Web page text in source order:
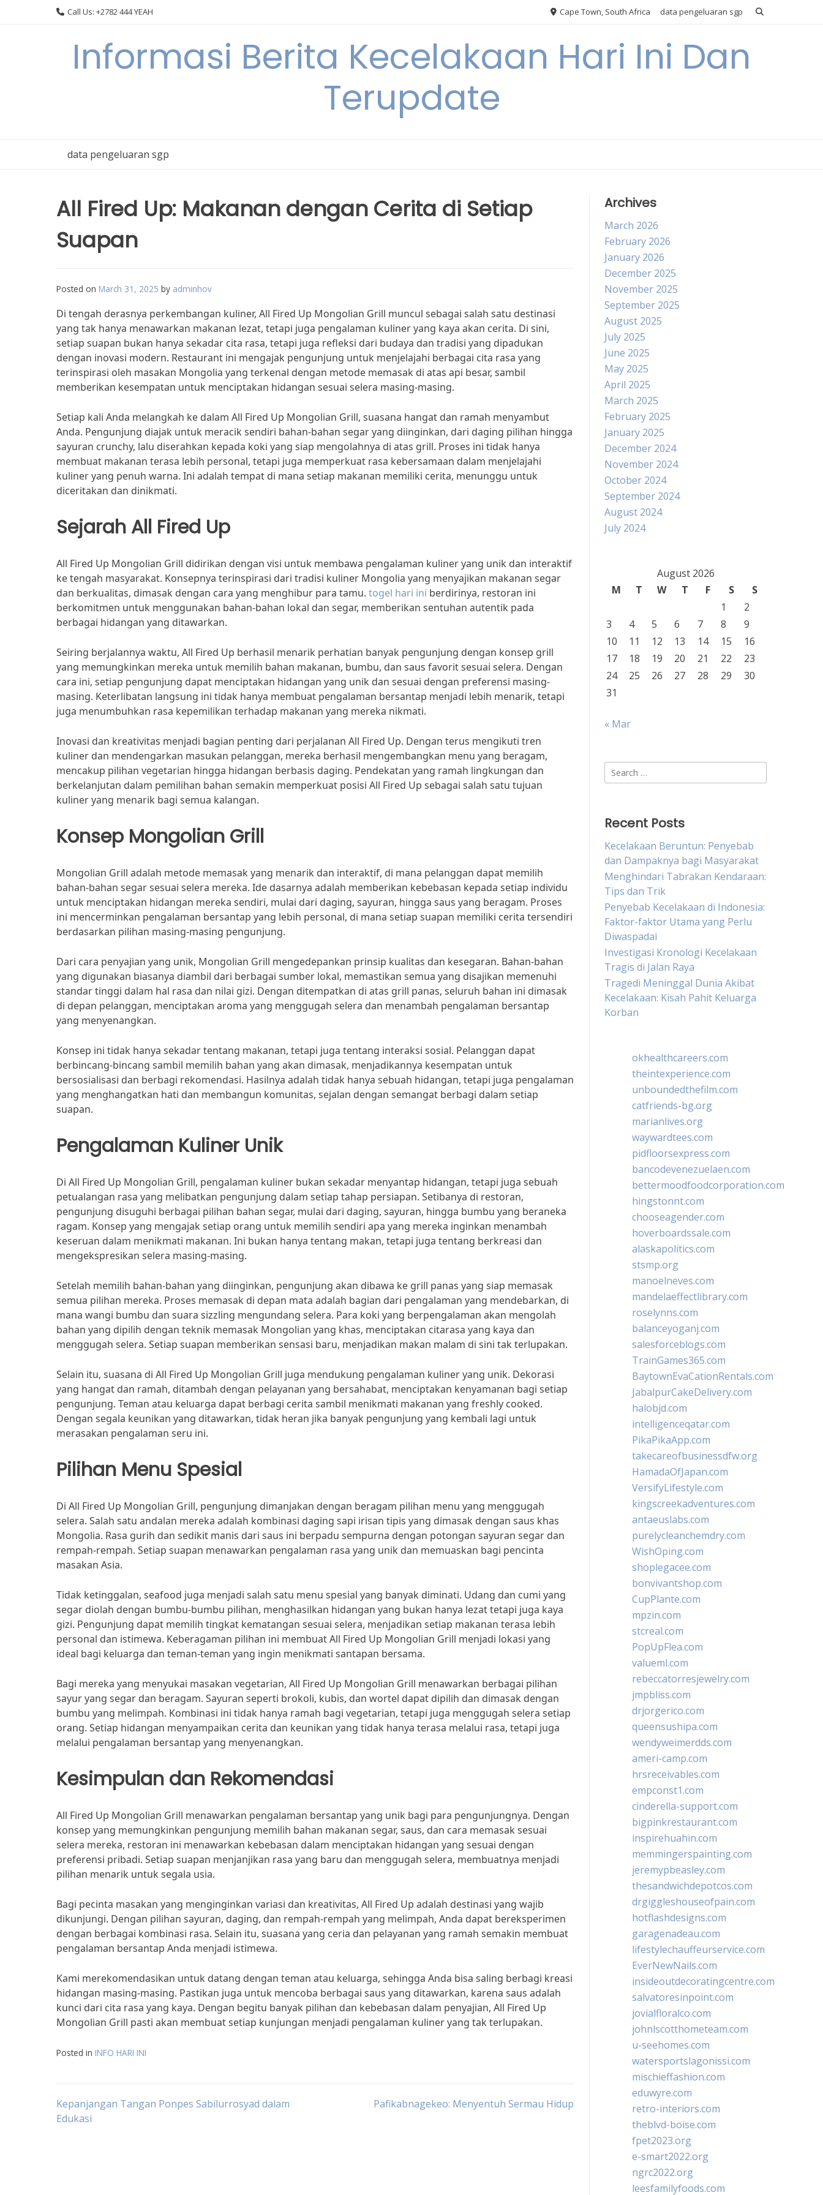
Call Us: +2782 444 YEAH Cape Town, South Africa data pengeluaran sgp
Informasi Berita Kecelakaan Hari Ini Dan
Terupdate
data pengeluaran sgp
All Fired Up: Makanan dengan Cerita di Setiap
Suapan
Posted on March 31, 2025 by adminhov
Di tengah derasnya perkembangan kuliner, All Fired Up Mongolian Grill muncul sebagai salah satu destinasi
yang tak hanya menawarkan makanan lezat, tetapi juga pengalaman kuliner yang kaya akan cerita. Di sini,
setiap suapan bukan hanya sekadar cita rasa, tetapi juga refleksi dari budaya dan tradisi yang dipadukan
dengan inovasi modern. Restaurant ini mengajak pengunjung untuk menjelajahi berbagai cita rasa yang
terinspirasi oleh masakan Mongolia yang terkenal dengan metode memasak di atas api besar, sambil
memberikan kesempatan untuk menciptakan hidangan sesuai selera masing-masing.
Setiap kali Anda melangkah ke dalam All Fired Up Mongolian Grill, suasana hangat dan ramah menyambut
Anda. Pengunjung diajak untuk meracik sendiri bahan-bahan segar yang diinginkan, dari daging pilihan hingga
sayuran crunchy, lalu diserahkan kepada koki yang siap mengolahnya di atas grill. Proses ini tidak hanya
membuat makanan terasa lebih personal, tetapi juga memperkuat rasa kebersamaan dalam menjelajahi
kuliner yang penuh warna. Ini adalah tempat di mana setiap makanan memiliki cerita, menunggu untuk
diceritakan dan dinikmati.
Sejarah All Fired Up
All Fired Up Mongolian Grill didirikan dengan visi untuk membawa pengalaman kuliner yang unik dan interaktif
ke tengah masyarakat. Konsepnya terinspirasi dari tradisi kuliner Mongolia yang menyajikan makanan segar
dan berkualitas, dimasak dengan cara yang menghibur para tamu. togel hari ini berdirinya, restoran ini
berkomitmen untuk menggunakan bahan-bahan lokal dan segar, memberikan sentuhan autentik pada
berbagai hidangan yang ditawarkan.
Seiring berjalannya waktu, All Fired Up berhasil menarik perhatian banyak pengunjung dengan konsep grill
yang memungkinkan mereka untuk memilih bahan makanan, bumbu, dan saus favorit sesuai selera. Dengan
cara ini, setiap pengunjung dapat menciptakan hidangan yang unik dan sesuai dengan preferensi masing-
masing. Keterlibatan langsung ini tidak hanya membuat pengalaman bersantap menjadi lebih menarik, tetapi
juga menumbuhkan rasa kepemilikan terhadap makanan yang mereka nikmati.
Inovasi dan kreativitas menjadi bagian penting dari perjalanan All Fired Up. Dengan terus mengikuti tren
kuliner dan mendengarkan masukan pelanggan, mereka berhasil mengembangkan menu yang beragam,
mencakup pilihan vegetarian hingga hidangan berbasis daging. Pendekatan yang ramah lingkungan dan
berkelanjutan dalam pemilihan bahan semakin memperkuat posisi All Fired Up sebagai salah satu tujuan
kuliner yang menarik bagi semua kalangan.
Konsep Mongolian Grill
Mongolian Grill adalah metode memasak yang menarik dan interaktif, di mana pelanggan dapat memilih
bahan-bahan segar sesuai selera mereka. Ide dasarnya adalah memberikan kebebasan kepada setiap individu
untuk menciptakan hidangan mereka sendiri, mulai dari daging, sayuran, hingga saus yang beragam. Proses
ini mencerminkan pengalaman bersantap yang lebih personal, di mana setiap suapan memiliki cerita tersendiri
berdasarkan pilihan masing-masing pengunjung.
Dari cara penyajian yang unik, Mongolian Grill mengedepankan prinsip kualitas dan kesegaran. Bahan-bahan
yang digunakan biasanya diambil dari berbagai sumber lokal, memastikan semua yang disajikan memenuhi
standar tinggi dalam hal rasa dan nilai gizi. Dengan ditempatkan di atas grill panas, seluruh bahan ini dimasak
di depan pelanggan, menciptakan aroma yang menggugah selera dan menambah pengalaman bersantap
yang menyenangkan.
Konsep ini tidak hanya sekadar tentang makanan, tetapi juga tentang interaksi sosial. Pelanggan dapat
berbincang-bincang sambil memilih bahan yang akan dimasak, menjadikannya kesempatan untuk
bersosialisasi dan berbagi rekomendasi. Hasilnya adalah tidak hanya sebuah hidangan, tetapi juga pengalaman
yang menghangatkan hati dan membangun komunitas, sejalan dengan semangat berbagi dalam setiap
suapan.
Pengalaman Kuliner Unik
Di All Fired Up Mongolian Grill, pengalaman kuliner bukan sekadar menyantap hidangan, tetapi juga sebuah
petualangan rasa yang melibatkan pengunjung dalam setiap tahap persiapan. Setibanya di restoran,
pengunjung disuguhi berbagai pilihan bahan segar, mulai dari daging, sayuran, hingga bumbu yang beraneka
ragam. Konsep yang mengajak setiap orang untuk memilih sendiri apa yang mereka inginkan menambah
keseruan dalam menikmati makanan. Ini bukan hanya tentang makan, tetapi juga tentang berkreasi dan
mengekspresikan selera masing-masing.
Setelah memilih bahan-bahan yang diinginkan, pengunjung akan dibawa ke grill panas yang siap memasak
semua pilihan mereka. Proses memasak di depan mata adalah bagian dari pengalaman yang mendebarkan, di
mana wangi bumbu dan suara sizzling mengundang selera. Para koki yang berpengalaman akan mengolah
bahan yang dipilih dengan teknik memasak Mongolian yang khas, menciptakan citarasa yang kaya dan
menggugah selera. Setiap suapan memberikan sensasi baru, menjadikan makan malam di sini tak terlupakan.
Selain itu, suasana di All Fired Up Mongolian Grill juga mendukung pengalaman kuliner yang unik. Dekorasi
yang hangat dan ramah, ditambah dengan pelayanan yang bersahabat, menciptakan kenyamanan bagi setiap
pengunjung. Teman atau keluarga dapat berbagi cerita sambil menikmati makanan yang freshly cooked.
Dengan segala keunikan yang ditawarkan, tidak heran jika banyak pengunjung yang kembali lagi untuk
merasakan pengalaman seru ini.
Pilihan Menu Spesial
Di All Fired Up Mongolian Grill, pengunjung dimanjakan dengan beragam pilihan menu yang menggugah
selera. Salah satu andalan mereka adalah kombinasi daging sapi irisan tipis yang dimasak dengan saus khas
Mongolia. Rasa gurih dan sedikit manis dari saus ini berpadu sempurna dengan potongan sayuran segar dan
rempah-rempah. Setiap suapan menawarkan pengalaman rasa yang unik dan memuaskan bagi pencinta
masakan Asia.
Tidak ketinggalan, seafood juga menjadi salah satu menu spesial yang banyak diminati. Udang dan cumi yang
segar diolah dengan bumbu-bumbu pilihan, menghasilkan hidangan yang bukan hanya lezat tetapi juga kaya
gizi. Pengunjung dapat memilih tingkat kematangan sesuai selera, menjadikan setiap makanan terasa lebih
personal dan istimewa. Keberagaman pilihan ini membuat All Fired Up Mongolian Grill menjadi lokasi yang
ideal bagi keluarga dan teman-teman yang ingin menikmati santapan bersama.
Bagi mereka yang menyukai masakan vegetarian, All Fired Up Mongolian Grill menawarkan berbagai pilihan
sayur yang segar dan beragam. Sayuran seperti brokoli, kubis, dan wortel dapat dipilih dan dimasak dengan
bumbu yang melimpah. Kombinasi ini tidak hanya ramah bagi vegetarian, tetapi juga menggugah selera setiap
orang. Setiap hidangan menyampaikan cerita dan keunikan yang tidak hanya terasa melalui rasa, tetapi juga
melalui pengalaman bersantap yang menyenangkan.
Kesimpulan dan Rekomendasi
All Fired Up Mongolian Grill menawarkan pengalaman bersantap yang unik bagi para pengunjungnya. Dengan
konsep yang memungkinkan pengunjung memilih bahan makanan segar, saus, dan cara memasak sesuai
selera mereka, restoran ini menawarkan kebebasan dalam menciptakan hidangan yang sesuai dengan
preferensi pribadi. Setiap suapan menjanjikan rasa yang baru dan menggugah selera, membuatnya menjadi
pilihan menarik untuk segala usia.
Bagi pecinta masakan yang menginginkan variasi dan kreativitas, All Fired Up adalah destinasi yang wajib
dikunjungi. Dengan pilihan sayuran, daging, dan rempah-rempah yang melimpah, Anda dapat bereksperimen
dengan berbagai kombinasi rasa. Selain itu, suasana yang ceria dan pelayanan yang ramah semakin membuat
pengalaman bersantap Anda menjadi istimewa.
Kami merekomendasikan untuk datang dengan teman atau keluarga, sehingga Anda bisa saling berbagi kreasi
hidangan masing-masing. Pastikan juga untuk mencoba berbagai saus yang ditawarkan, karena saus adalah
kunci dari cita rasa yang kaya. Dengan begitu banyak pilihan dan kebebasan dalam penyajian, All Fired Up
Mongolian Grill pasti akan membuat setiap kunjungan menjadi pengalaman kuliner yang tak terlupakan.
Posted in INFO HARI INI
Post
Kepanjangan Tangan Ponpes Sabilurrosyad dalam
Edukasi
Pafikabnagekeo: Menyentuh Sermau Hidup
Archives
March 2026
February 2026
January 2026
December 2025
November 2025
September 2025
August 2025
July 2025
June 2025
May 2025
April 2025
March 2025
February 2025
January 2025
December 2024
November 2024
October 2024
September 2024
August 2024
July 2024
August 2026
M
T W T F S
S
1
2
3
4 5 6 7 8
9
10
11 12 13 14 15
16
17
18 19 20 21 22
23
24
25 26 27 28 29
30
31
« Mar
Search
for:
Recent Posts
Kecelakaan Beruntun: Penyebab
dan Dampaknya bagi Masyarakat
Menghindari Tabrakan Kendaraan:
Tips dan Trik
Penyebab Kecelakaan di Indonesia:
Faktor-faktor Utama yang Perlu
Diwaspadai
Investigasi Kronologi Kecelakaan
Tragis di Jalan Raya
Tragedi Meninggal Dunia Akibat
Kecelakaan: Kisah Pahit Keluarga
Korban
okhealthcareers.com
theintexperience.com
unboundedthefilm.com
catfriends-bg.org
marianlives.org
waywardtees.com
pidfloorsexpress.com
bancodevenezuelaen.com
bettermoodfoodcorporation.com
hingstonnt.com
chooseagender.com
hoverboardssale.com
alaskapolitics.com
stsmp.org
manoelneves.com
mandelaeffectlibrary.com
roselynns.com
balanceyoganj.com
salesforceblogs.com
TrainGames365.com
BaytownEvaCationRentals.com
JabalpurCakeDelivery.com
halobjd.com
intelligenceqatar.com
PikaPikaApp.com
takecareofbusinessdfw.org
HamadaOfJapan.com
VersifyLifestyle.com
kingscreekadventures.com
antaeuslabs.com
purelycleanchemdry.com
WishOping.com
shoplegacee.com
bonvivantshop.com
CupPlante.com
mpzin.com
stcreal.com
PopUpFlea.com
valueml.com
rebeccatorresjewelry.com
jmpbliss.com
drjorgerico.com
queensushipa.com
wendyweimerdds.com
ameri-camp.com
hrsreceivables.com
empconst1.com
cinderella-support.com
bigpinkrestaurant.com
inspirehuahin.com
memmingerspainting.com
jeremypbeasley.com
thesandwichdepotcos.com
drgiggleshouseofpain.com
hotflashdesigns.com
garagenadeau.com
lifestylechauffeurservice.com
EverNewNails.com
insideoutdecoratingcentre.com
salvatoresinpoint.com
jovialfloralco.com
johnlscotthometeam.com
u-seehomes.com
watersportslagonissi.com
mischieffashion.com
eduwyre.com
retro-interiors.com
theblvd-boise.com
fpet2023.org
e-smart2022.org
ngrc2022.org
leesfamilyfoods.com